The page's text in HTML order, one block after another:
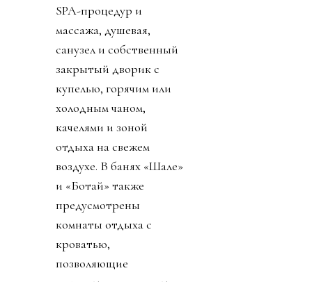
SPA-процедур и
массажа, душевая,
санузел и собственный
закрытый дворик с
купелью, горячим или
холодным чаном,
качелями и зоной
отдыха на свежем
воздухе. В банях «Шале»
и «Ботай» также
предусмотрены
комнаты отдыха с
кроватью,
позволяющие